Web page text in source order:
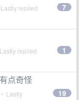
replied
7
replied
1
点奇怪
• Lastly
19